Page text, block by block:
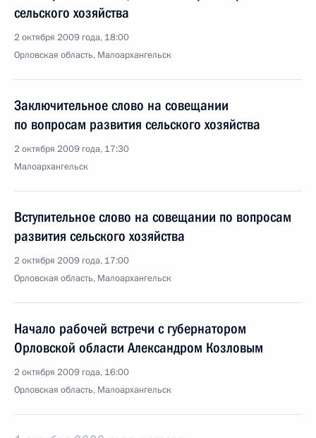
сельского хозяйства
2 октября 2009 года, 18:00
Орловская область, Малоархангельск
Заключительное слово на совещании
по вопросам развития сельского хозяйства
2 октября 2009 года, 17:30
Малоархангельск
Вступительное слово на совещании по вопросам
развития сельского хозяйства
2 октября 2009 года, 17:00
Орловская область, Малоархангельск
Начало рабочей встречи с губернатором
Орловской области Александром Козловым
2 октября 2009 года, 16:00
Орловская область, Малоархангельск